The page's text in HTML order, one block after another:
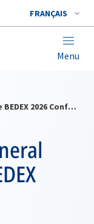
FRANÇAIS
Menu
NATO Secretary General takes part in the BEDEX 2026 Conference